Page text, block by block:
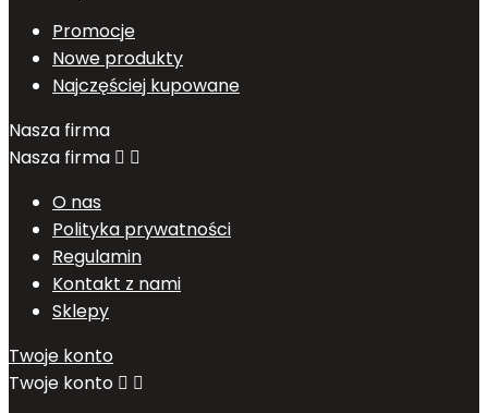
Promocje
Nowe produkty
Najczęściej kupowane
Nasza firma
Nasza firma  
O nas
Polityka prywatności
Regulamin
Kontakt z nami
Sklepy
Twoje konto
Twoje konto  